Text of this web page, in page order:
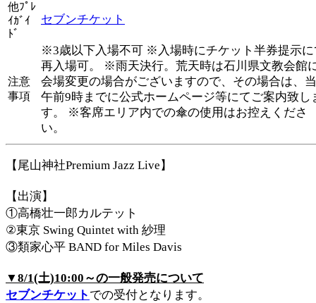
他ﾌﾟﾚ
ｲｶﾞｲ
ﾄﾞ
セブンチケット
注意
事項
※3歳以下入場不可 ※入場時にチケット半券提示に
再入場可。 ※雨天決行。荒天時は石川県文教会館
会場変更の場合がございますので、その場合は、
午前9時までに公式ホームページ等にてご案内致し
す。 ※客席エリア内での傘の使用はお控えくださ
い。
【尾山神社Premium Jazz Live】
【出演】
①高橋壮一郎カルテット
②東京 Swing Quintet with 紗理
③類家心平 BAND for Miles Davis
▼8/1(土)10:00～の一般発売について
セブンチケット での受付となります。